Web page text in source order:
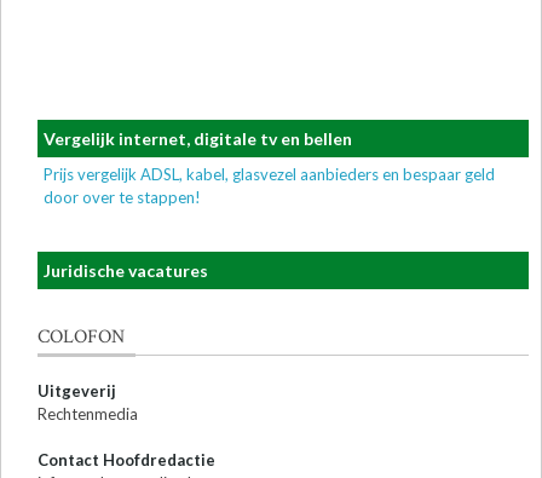
Vergelijk internet, digitale tv en bellen
Prijs vergelijk ADSL, kabel, glasvezel aanbieders en bespaar geld
door over te stappen!
Juridische vacatures
COLOFON
Uitgeverij
Rechtenmedia
Contact Hoofdredactie